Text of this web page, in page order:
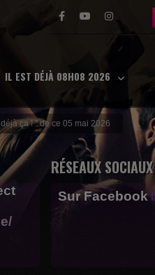
IL EST DÉJÀ 08H08 2026
ça ! " de ce 05 mai 2026
RÉSEAUX SOCIAUX
Sur Facebook